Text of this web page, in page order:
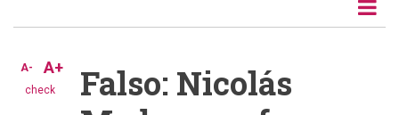
check
A- A+
Falso: Nicolás